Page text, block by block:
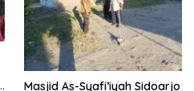
Masjid As-Syafi’iyah Sidoarjo